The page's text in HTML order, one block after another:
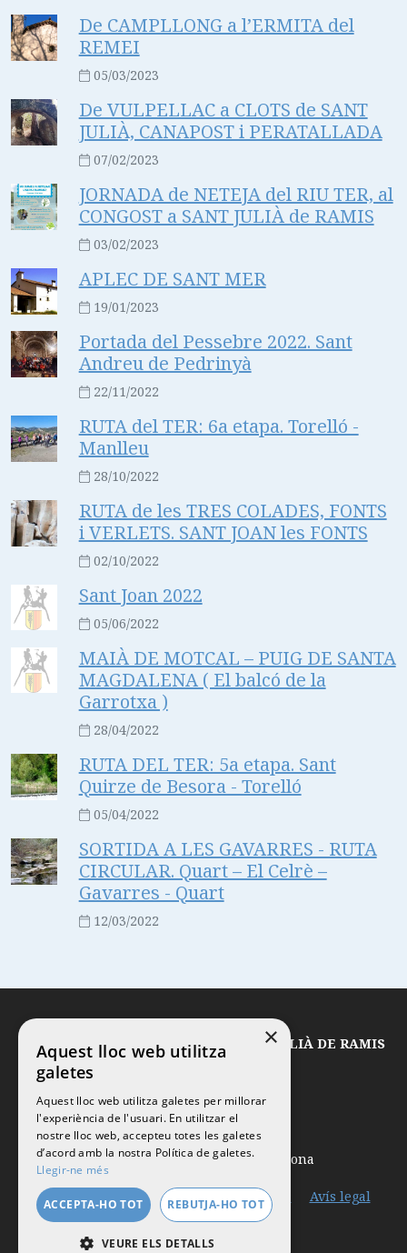
De CAMPLLONG a l’ERMITA del
REMEI
05/03/2023
De VULPELLAC a CLOTS de SANT
JULIÀ, CANAPOST i PERATALLADA
07/02/2023
JORNADA de NETEJA del RIU TER, al
CONGOST a SANT JULIÀ de RAMIS
03/02/2023
APLEC DE SANT MER
19/01/2023
Portada del Pessebre 2022. Sant
Andreu de Pedrinyà
22/11/2022
RUTA del TER: 6a etapa. Torelló -
Manlleu
28/10/2022
RUTA de les TRES COLADES, FONTS
i VERLETS. SANT JOAN les FONTS
02/10/2022
Sant Joan 2022
05/06/2022
MAIÀ DE MOTCAL – PUIG DE SANTA
MAGDALENA ( El balcó de la
Garrotxa )
28/04/2022
RUTA DEL TER: 5a etapa. Sant
Quirze de Besora - Torelló
05/04/2022
SORTIDA A LES GAVARRES - RUTA
CIRCULAR. Quart – El Celrè –
Gavarres - Quart
12/03/2022
© 2026 CLUB EXCURSIONISTA SANT JULIÀ DE RAMIS
Ctra. de França, 52 – 2on
17481Sant Julià de Ramis Girona
Contacte Política de Protecció de Dades
Avís legal
Política de cookies
×
Aquest lloc web utilitza
galetes
Aquest lloc web utilitza galetes per millorar
l'experiència de l'usuari. En utilitzar el
nostre lloc web, accepteu totes les galetes
d’acord amb la nostra Política de galetes.
Llegir-ne més
ACCEPTA-HO TOT REBUTJA-HO TOT
VEURE ELS DETALLS